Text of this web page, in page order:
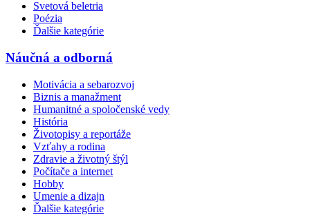
Svetová beletria
Poézia
Ďalšie kategórie
Náučná a odborná
Motivácia a sebarozvoj
Biznis a manažment
Humanitné a spoločenské vedy
História
Životopisy a reportáže
Vzťahy a rodina
Zdravie a životný štýl
Počítače a internet
Hobby
Umenie a dizajn
Ďalšie kategórie